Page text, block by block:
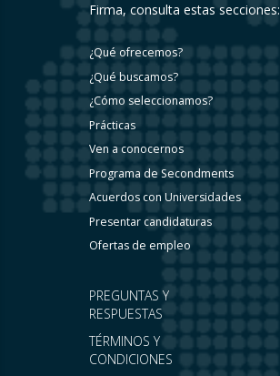
PREGUNTAS Y
RESPUESTAS
TÉRMINOS Y
CONDICIONES
Firma, consulta estas secciones:
¿Qué ofrecemos?
¿Qué buscamos?
¿Cómo seleccionamos?
Prácticas
Ven a conocernos
Programa de Secondments
Acuerdos con Universidades
Presentar candidaturas
Ofertas de empleo